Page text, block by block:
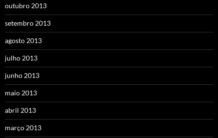
outubro 2013
setembro 2013
agosto 2013
julho 2013
junho 2013
maio 2013
abril 2013
março 2013